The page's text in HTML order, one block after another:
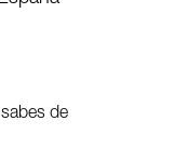
de